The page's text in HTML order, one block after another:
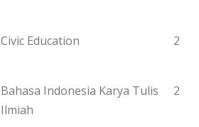
Civic Education 2
Bahasa Indonesia Karya Tulis
Ilmiah
2